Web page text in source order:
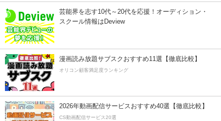
芸能界を志す10代～20代を応援！オーディション・
スクール情報はDeview
漫画読み放題サブスクおすすめ11選【徹底比較】
オリコン顧客満足度ランキング
2026年動画配信サービスおすすめ40選【徹底比較】
CS動画配信サービス20選